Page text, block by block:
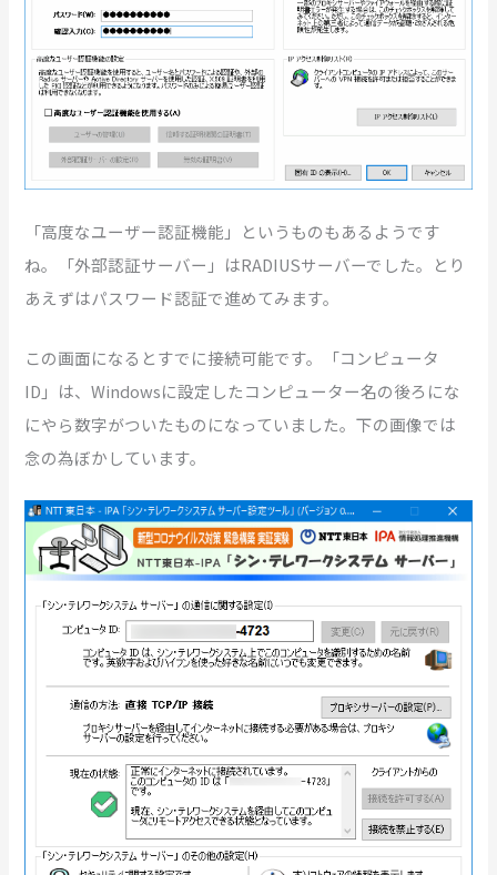
「高度なユーザー認証機能」というものもあるようです
ね。「外部認証サーバー」はRADIUSサーバーでした。とり
あえずはパスワード認証で進めてみます。
この画面になるとすでに接続可能です。「コンピュータ
ID」は、Windowsに設定したコンピューター名の後ろにな
にやら数字がついたものになっていました。下の画像では
念の為ぼかしています。